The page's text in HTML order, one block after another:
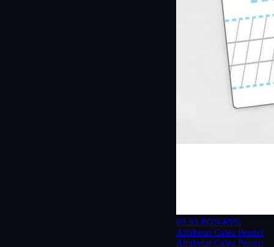
69.93 RON-65%
Alfabetar Calea Penitei
Alfabetar Calea Penitei